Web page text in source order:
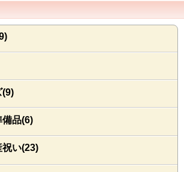
(9)
備品(6)
祝い(23)